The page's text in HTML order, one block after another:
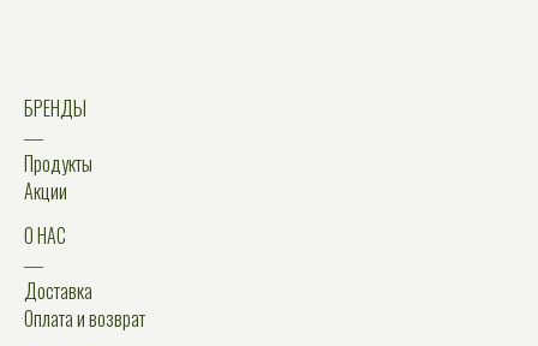
БРЕНДЫ
―
Продукты
Акции
О НАС
―
Доставка
Оплата и возврат